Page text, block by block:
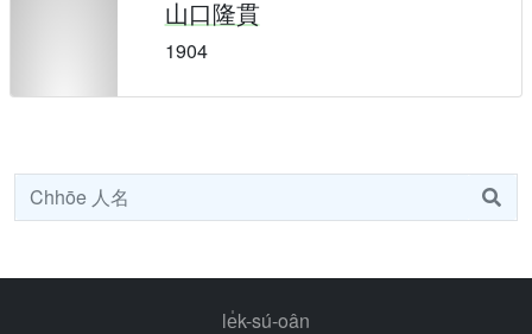
山口隆貫
1904
le̍k-sú-oân